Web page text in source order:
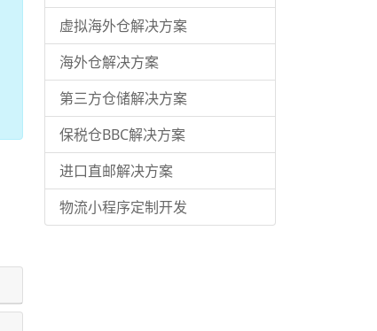
虚拟海外仓解决方案
海外仓解决方案
第三方仓储解决方案
保税仓BBC解决方案
进口直邮解决方案
物流小程序定制开发